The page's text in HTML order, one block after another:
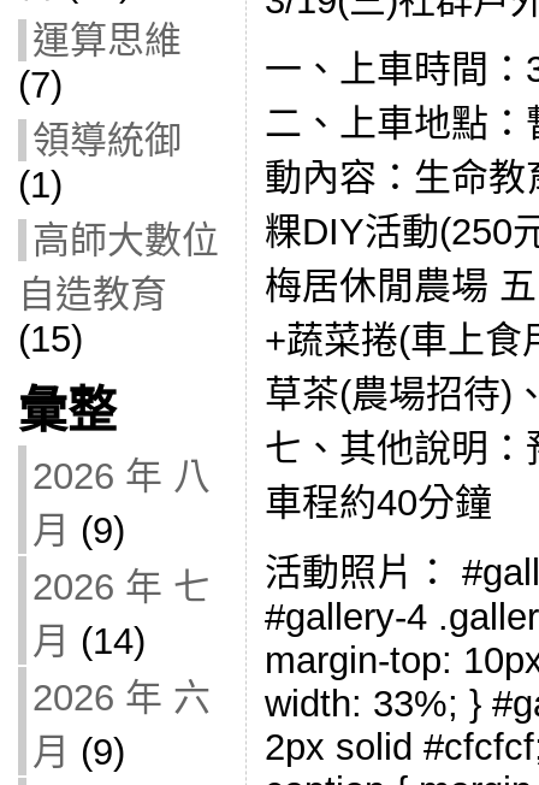
運算思維
(7)
領導統御
(1)
高師大數位
自造教育
(15)
彙整
2026 年 八
月 (9)
2026 年 七
月 (14)
2026 年 六
月 (9)
一、上車時間：
二、上車地點
動內容：生命
粿DIY活動(250
梅居休閒農場
+蔬菜捲(車上食
草茶(農場招待)
七、其他說明
車程約40分鐘
活動照片：
#gallery-4
margin-top:
width: 33%; }
2px solid